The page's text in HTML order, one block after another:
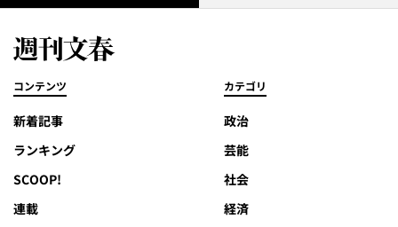
コンテンツ
新着記事
ランキング
SCOOP!
連載
カテゴリ
政治
芸能
社会
経済